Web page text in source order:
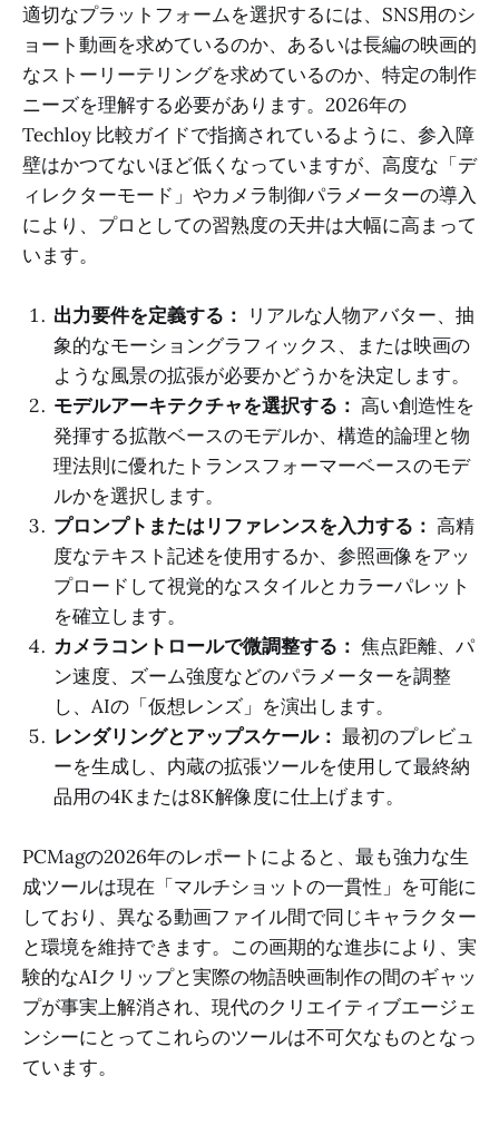
適切なプラットフォームを選択するには、SNS用のシ
ョート動画を求めているのか、あるいは長編の映画的
なストーリーテリングを求めているのか、特定の制作
ニーズを理解する必要があります。2026年の
Techloy 比較ガイドで指摘されているように、参入障
壁はかつてないほど低くなっていますが、高度な「デ
ィレクターモード」やカメラ制御パラメーターの導入
により、プロとしての習熟度の天井は大幅に高まって
います。
出力要件を定義する：
リアルな人物アバター、抽
象的なモーショングラフィックス、または映画の
ような風景の拡張が必要かどうかを決定します。
モデルアーキテクチャを選択する： 高い創造性を
発揮する拡散ベースのモデルか、構造的論理と物
理法則に優れたトランスフォーマーベースのモデ
ルかを選択します。
プロンプトまたはリファレンスを入力する： 高精
度なテキスト記述を使用するか、参照画像をアッ
プロードして視覚的なスタイルとカラーパレット
を確立します。
カメラコントロールで微調整する： 焦点距離、パ
ン速度、ズーム強度などのパラメーターを調整
し、AIの「仮想レンズ」を演出します。
レンダリングとアップスケール： 最初のプレビュ
ーを生成し、内蔵の拡張ツールを使用して最終納
品用の4Kまたは8K解像度に仕上げます。
PCMagの2026年のレポートによると、最も強力な生
成ツールは現在「マルチショットの一貫性」を可能に
しており、異なる動画ファイル間で同じキャラクター
と環境を維持できます。この画期的な進歩により、実
験的なAIクリップと実際の物語映画制作の間のギャッ
プが事実上解消され、現代のクリエイティブエージェ
ンシーにとってこれらのツールは不可欠なものとなっ
ています。